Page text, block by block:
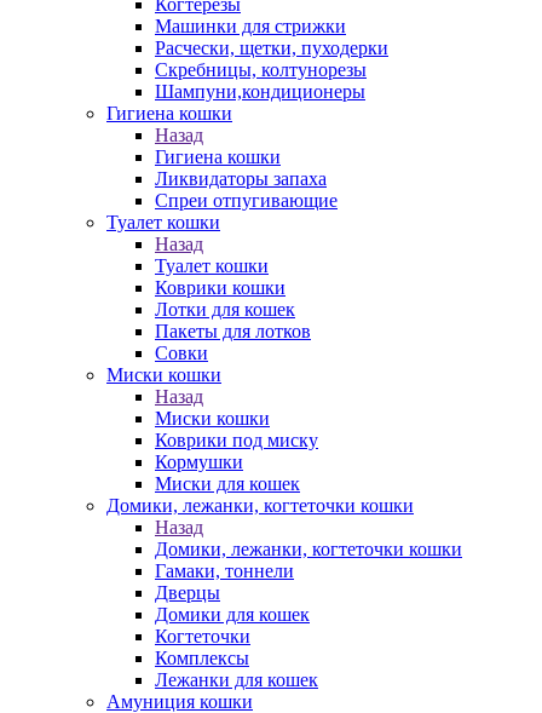
Когтерезы
Машинки для стрижки
Расчески, щетки, пуходерки
Скребницы, колтунорезы
Шампуни,кондиционеры
Гигиена кошки
Назад
Гигиена кошки
Ликвидаторы запаха
Спреи отпугивающие
Туалет кошки
Назад
Туалет кошки
Коврики кошки
Лотки для кошек
Пакеты для лотков
Совки
Миски кошки
Назад
Миски кошки
Коврики под миску
Кормушки
Миски для кошек
Домики, лежанки, когтеточки кошки
Назад
Домики, лежанки, когтеточки кошки
Гамаки, тоннели
Дверцы
Домики для кошек
Когтеточки
Комплексы
Лежанки для кошек
Амуниция кошки